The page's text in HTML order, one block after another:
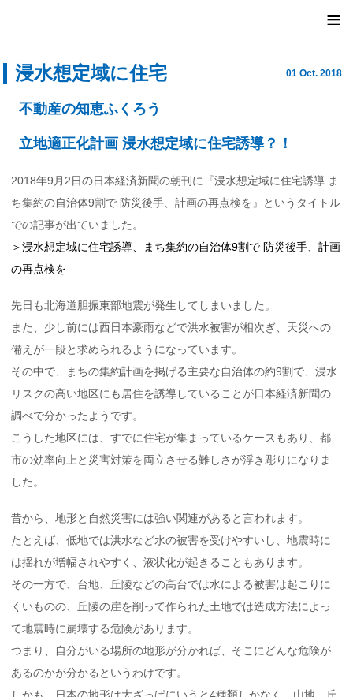
ユナイ
≡
浸水想定域に住宅 01 Oct. 2018
不動産の知恵ふくろう
立地適正化計画 浸水想定域に住宅誘導？！
2018年9月2日の日本経済新聞の朝刊に『浸水想定域に住宅誘導 ま
ち集約の自治体9割で 防災後手、計画の再点検を』というタイトル
での記事が出ていました。
＞浸水想定域に住宅誘導、まち集約の自治体9割で 防災後手、計画
の再点検を
先日も北海道胆振東部地震が発生してしまいました。
また、少し前には西日本豪雨などで洪水被害が相次ぎ、天災への
備えが一段と求められるようになっています。
その中で、まちの集約計画を掲げる主要な自治体の約9割で、浸水
リスクの高い地区にも居住を誘導していることが日本経済新聞の
調べで分かったようです。
こうした地区には、すでに住宅が集まっているケースもあり、都
市の効率向上と災害対策を両立させる難しさが浮き彫りになりま
した。
昔から、地形と自然災害には強い関連があると言われます。
たとえば、低地では洪水など水の被害を受けやすいし、地震時に
は揺れが増幅されやすく、液状化が起きることもあります。
その一方で、台地、丘陵などの高台では水による被害は起こりに
くいものの、丘陵の崖を削って作られた土地では造成方法によっ
て地震時に崩壊する危険があります。
つまり、自分がいる場所の地形が分かれば、そこにどんな危険が
あるのかが分かるというわけです。